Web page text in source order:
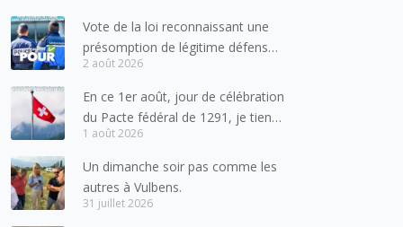
Vote de la loi reconnaissant une
présomption de légitime défense
pour les forces de l’ordre
2 août 2026
En ce 1er août, jour de célébration
du Pacte fédéral de 1291, je tiens
à adresser mes meilleures
salutations à nos voisins et amis
suisses, et plus particulièrement
aux habitants du bassin genevois
1 août 2026
Un dimanche soir pas comme les
autres à Vulbens.
31 juillet 2026